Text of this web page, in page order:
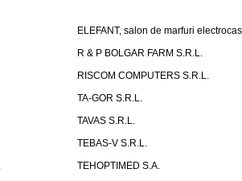
ELEFANT, salon de marfuri
R & P BOLGAR FARM S.R.L.
RISCOM COMPUTERS S.R.L.
TA-GOR S.R.L.
TAVAS S.R.L.
TEBAS-V S.R.L.
TEHOPTIMED S.A.